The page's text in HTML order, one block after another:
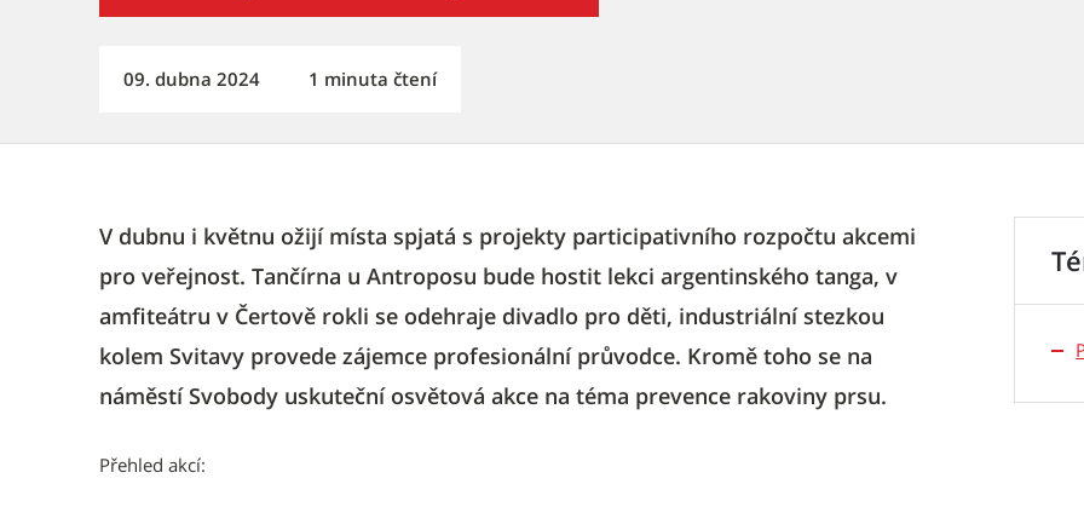
09. dubna 2024 1 minuta čtení
V dubnu i květnu ožijí místa spjatá s projekty participativního rozpočtu akcemi
pro veřejnost. Tančírna u Antroposu bude hostit lekci argentinského tanga, v
amfiteátru v Čertově rokli se odehraje divadlo pro děti, industriální stezkou
kolem Svitavy provede zájemce profesionální průvodce. Kromě toho se na
náměstí Svobody uskuteční osvětová akce na téma prevence rakoviny prsu.
Přehled akcí: